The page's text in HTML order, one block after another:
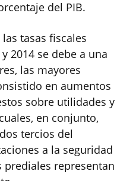
del PIB.
tasas fiscales
2014 se debe a una
las mayores
en aumentos
sobre utilidades y
en conjunto,
tercios del
a la seguridad
representan